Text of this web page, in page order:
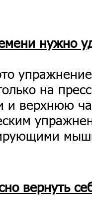
нужно
на
и верхнюю
вернуть